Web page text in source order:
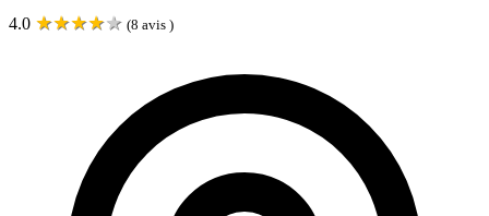
4.0 ★★★★★ (8 avis )